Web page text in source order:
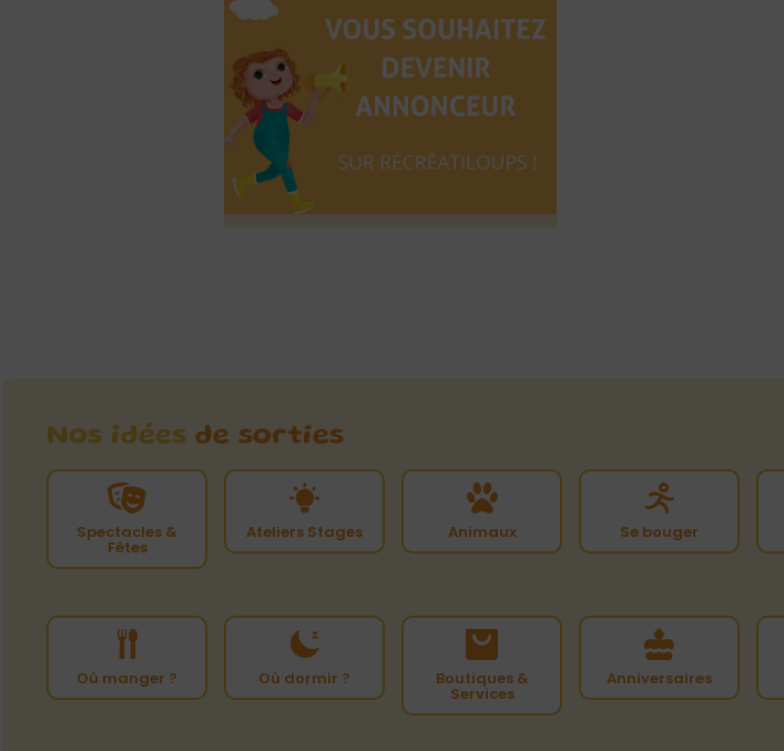
Nos idées de sorties
Spectacles &
Fêtes
Ateliers Stages Animaux Se bouger
Où manger ? Où dormir ? Boutiques &
Services
Anniversaires